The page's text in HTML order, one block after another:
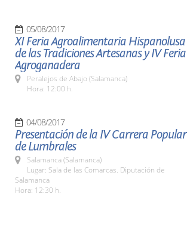
05/08/2017
XI Feria Agroalimentaria Hispanolusa
de las Tradiciones Artesanas y IV Feria
Agroganadera
Peralejos de Abajo (Salamanca)
Hora: 12:00 h.
04/08/2017
Presentación de la IV Carrera Popular
de Lumbrales
Salamanca (Salamanca)
Lugar: Sala de las Comarcas. Diputación de
Salamanca
Hora: 12:30 h.